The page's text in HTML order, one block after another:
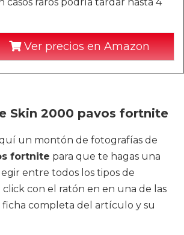
Ver precios en Amazon
Skin 2000 pavos fortnite
un montón de fotografías de
fortnite para que te hagas una
entre todos los tipos de
click con el ratón en en una de las
ficha completa del artículo y su